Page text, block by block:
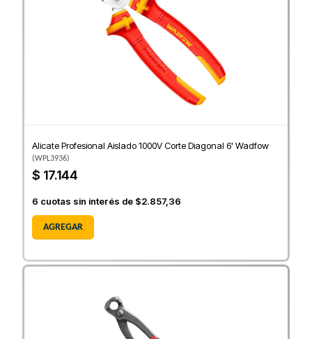
Alicate Profesional Aislado 1000V Corte Diagonal 6' Wadfow
(WPL3936)
$ 17.144
6 cuotas sin interés de $2.857,36
AGREGAR